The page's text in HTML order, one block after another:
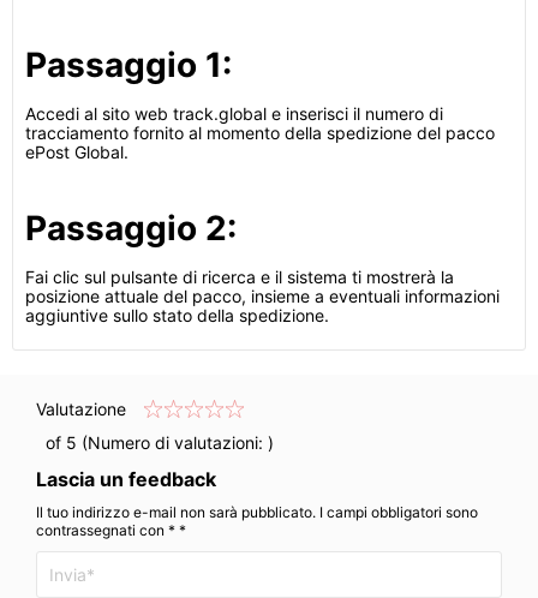
Passaggio 1:
Accedi al sito web track.global e inserisci il numero di
tracciamento fornito al momento della spedizione del pacco
ePost Global.
Passaggio 2:
Fai clic sul pulsante di ricerca e il sistema ti mostrerà la
posizione attuale del pacco, insieme a eventuali informazioni
aggiuntive sullo stato della spedizione.
Valutazione
of 5 (Numero di valutazioni: )
Lascia un feedback
Il tuo indirizzo e-mail non sarà pubblicato. I campi obbligatori sono
contrassegnati con * *